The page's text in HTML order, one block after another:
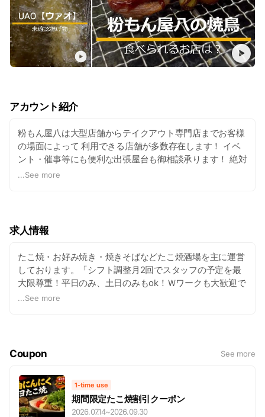
アカウント紹介
粉もん屋八は大型店舗からテイクアウト専門店までお客様
の場面によって 利用できる店舗が多数存在します！ イベ
ント・催事等にも便利な出張屋台も御相談承ります！ 絶対
に盛上げたい！失敗したくない！是非、奈良県B級グルメ
...See more
求人情報
たこ焼・お好み焼き・焼きそばなどたこ焼酒場を主に運営
しております。「シフト調整月2回でスタッフの予定を最
大限尊重！平日のみ、土日のみもok！Ｗワークも大歓迎で
す♪たこ焼き・お好み焼・焼きそばなどの調理・販売をお
...See more
Coupon See more
1-time use
期間限定たこ焼割引クーポン
2026.07.14~2026.09.30